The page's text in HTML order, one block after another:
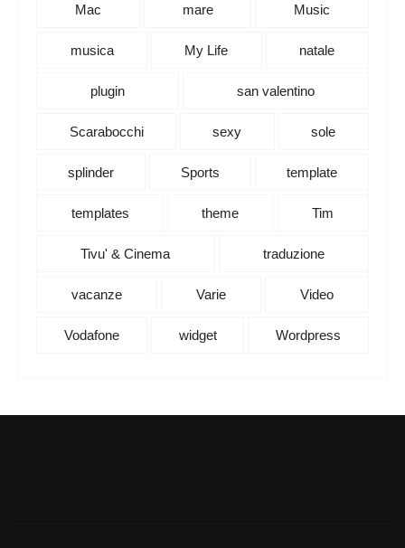
Mac mare Music
musica My Life natale
plugin san valentino
Scarabocchi sexy sole
splinder Sports template
templates theme Tim
Tivu' & Cinema traduzione
vacanze Varie Video
Vodafone widget Wordpress